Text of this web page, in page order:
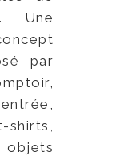
Une
par
objets